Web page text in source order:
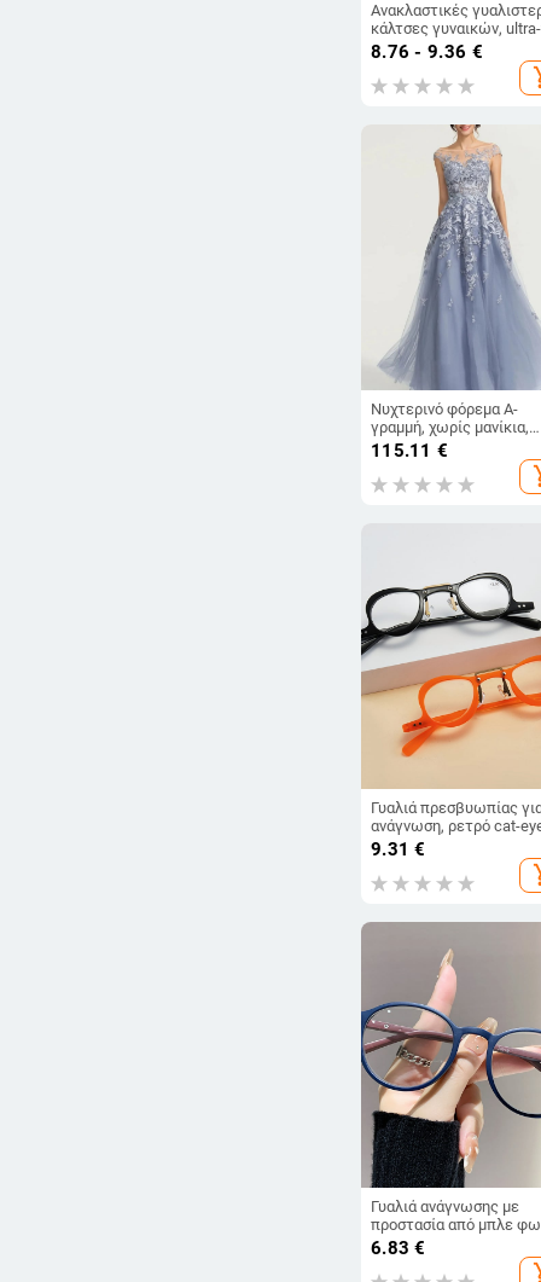
Ανακλαστικές
κάλτσες γυναικών,
8D μαύρες
8.76 - 9.36 €
Νυχτερινό φόρεμα Α-
γραμμή, χωρίς μανίκια,
μακριά φούστα, ψηλή
πολυεστέρας 70–80%
115.11 €
Γυαλιά πρεσβυωπίας
ανάγνωση, ρετρό cat-
γυναικείο στυλ, πλήρης
σκελετός, φακοί από
με ασφαιρικούς
ανθεκτικοί στις
9.31 €
Γυαλιά ανάγνωσης με
προστασία από μπλε
πλήρες πλαίσιο,
TR90, οβάλ σχήματος
6.83 €